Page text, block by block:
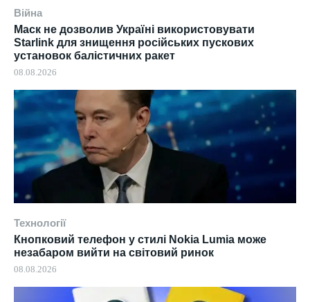
Війна
Маск не дозволив Україні використовувати
Starlink для знищення російських пускових
установок балістичних ракет
08.08.2026
Технології
Кнопковий телефон у стилі Nokia Lumia може
незабаром вийти на світовий ринок
08.08.2026